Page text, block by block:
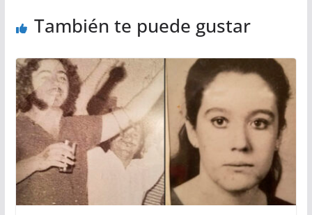
También te puede gustar